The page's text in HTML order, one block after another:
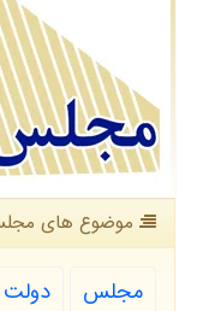
موضوع های
مجلس دولت